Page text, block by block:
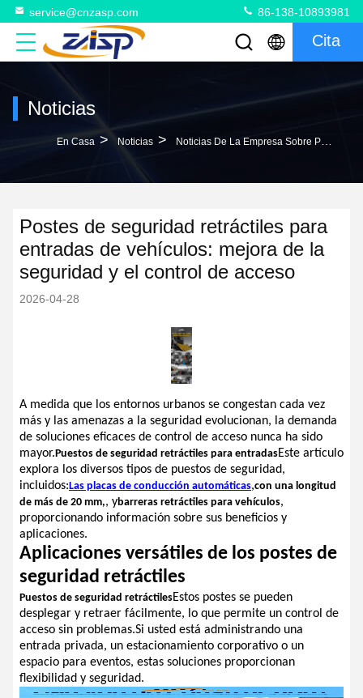
service@cnzasp.com 86-138-10893981
Cita
Noticias
En Casa > Noticias > Noticias De La Empresa Sobre Postes De Seguridad Retráctiles Para Entradas De Vehículos: Mejora De La Seguridad Y El Control De Acceso
Postes de seguridad retráctiles para
entradas de vehículos: mejora de la
seguridad y el control de acceso
2026-04-28
A medida que los entornos urbanos se congestan cada vez
más y las amenazas a la seguridad evolucionan, la demanda
de soluciones eficaces de control de acceso nunca ha sido
mayor.Puestos de seguridad retráctiles para entradasEste artículo
explora los diversos tipos de puestos de seguridad,
incluidos:Las placas de conducción automáticas,con una longitud
de más de 20 mm,, ybarreras retráctiles para vehículos,
proporcionando información sobre sus beneficios y
aplicaciones.
Aplicaciones versátiles de los postes de
seguridad retráctiles
Puestos de seguridad retráctilesEstos postes se pueden
desplegar y retraer fácilmente, lo que permite un control de
acceso sin problemas.Si usted está administrando una
entrada privada, un estacionamiento corporativo o un
espacio para eventos, estas soluciones proporcionan
flexibilidad y seguridad.